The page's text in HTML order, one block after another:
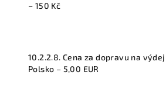
– 150 Kč
10.2.2.8. Cena za dopravu na
Polsko – 5,00 EUR